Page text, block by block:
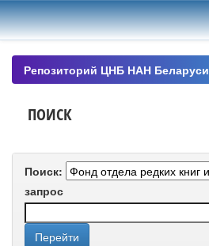
Skip
navigation
Репозиторий ЦНБ НАН Беларуси
ПОИСК
Поиск:
запрос